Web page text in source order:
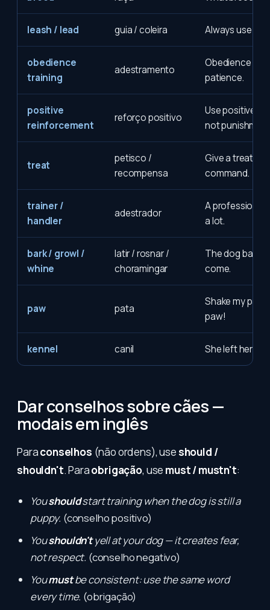
leash / lead guia / coleira Always use a
obedience
training
adestramento
Obedience
patience.
positive
reinforcement
reforço positivo
Use positive
not
treat
petisco /
recompensa
Give a treat
command.
trainer /
handler
adestrador
A professional
a lot.
bark / growl /
whine
latir / rosnar /
choramingar
The dog barks
come.
paw pata
Shake my
paw!
kennel canil She left her
Dar conselhos sobre cães —
modais em inglês
Paraconselhos (não ordens), use should /
shouldn't. Paraobrigação, use must / mustn't:
Youshouldstart training when the dog is still a
puppy. (conselho positivo)
Youshouldn'tyell at your dog — it creates fear,
not respect. (conselho negativo)
Youmustbe consistent: use the same word
every time. (obrigação)